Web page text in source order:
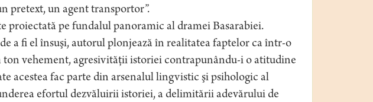
pretext, un agent transportor”.
proiectată pe fundalul panoramic al dramei Basarabiei.
a fi el însuşi, autorul plonjează în realitatea faptelor ca într-o
ton vehement, agresivităţii istoriei contrapunându-i o atitudine
acestea fac parte din arsenalul lingvistic şi psihologic al
efortul dezvăluirii istoriei, a delimitării adevărului de